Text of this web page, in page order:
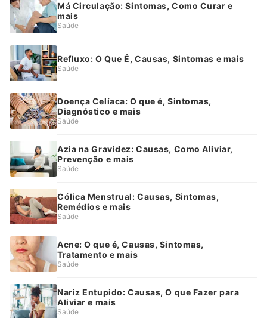
Má Circulação: Sintomas, Como Curar e
mais
Saúde
Refluxo: O Que É, Causas, Sintomas e mais
Saúde
Doença Celíaca: O que é, Sintomas,
Diagnóstico e mais
Saúde
Azia na Gravidez: Causas, Como Aliviar,
Prevenção e mais
Saúde
Cólica Menstrual: Causas, Sintomas,
Remédios e mais
Saúde
Acne: O que é, Causas, Sintomas,
Tratamento e mais
Saúde
Nariz Entupido: Causas, O que Fazer para
Aliviar e mais
Saúde